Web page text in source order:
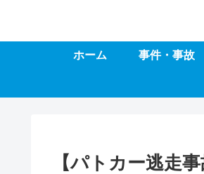
ホーム 事件・事故
【パトカー逃走